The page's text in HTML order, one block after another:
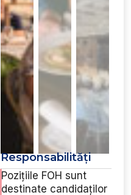
Responsabilități
Pozițiile FOH sunt
destinate candidaților